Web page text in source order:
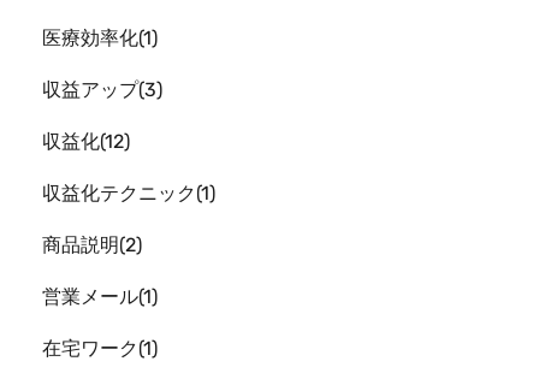
医療効率化 1
収益アップ 3
収益化 12
収益化テクニック 1
商品説明 2
営業メール 1
在宅ワーク 1